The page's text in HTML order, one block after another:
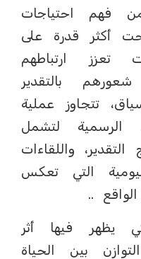
فهم احتياجات
أكثر قدرة على
تعزز ارتباطهم
بالتقدير
تتجاوز عملية
الرسمية لتشمل
التقدير، واللقاءات
التي تعكس
..
يظهر فيها أثر
بين الحياة